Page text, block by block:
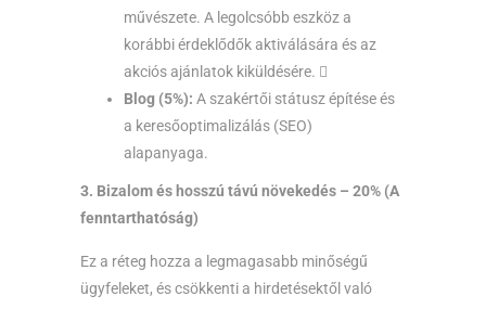
művészete. A legolcsóbb eszköz a
korábbi érdeklődők aktiválására és az
akciós ajánlatok kiküldésére. 
Blog (5%): A szakértői státusz építése és
a keresőoptimalizálás (SEO)
alapanyaga.
3. Bizalom és hosszú távú növekedés – 20% (A
fenntarthatóság)
Ez a réteg hozza a legmagasabb minőségű
ügyfeleket, és csökkenti a hirdetésektől való